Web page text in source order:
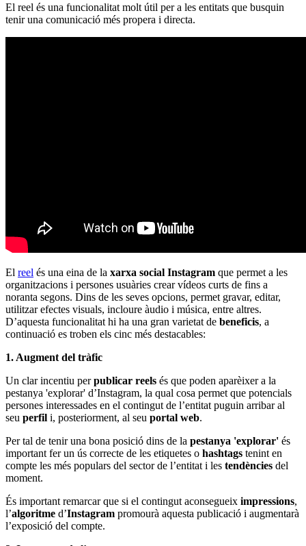
El reel és una funcionalitat molt útil per a les entitats que busquin
tenir una comunicació més propera i directa.
El reel és una eina de la xarxa social Instagram que permet a les
organitzacions i persones usuàries crear vídeos curts de fins a
noranta segons. Dins de les seves opcions, permet gravar, editar,
utilitzar efectes visuals, incloure àudio i música, entre altres.
D’aquesta funcionalitat hi ha una gran varietat de beneficis, a
continuació es troben els cinc més destacables:
1. Augment del tràfic
Un clar incentiu perpublicar reels és que poden aparèixer a la
pestanya 'explorar' d’Instagram, la qual cosa permet que potencials
persones interessades en el contingut de l’entitat puguin arribar al
seu perfil i, posteriorment, al seu portal web.
Per tal de tenir una bona posició dins de la pestanya 'explorar' és
important fer un ús correcte de les etiquetes o hashtags tenint en
compte les més populars del sector de l’entitat i les tendències del
moment.
És important remarcar que si el contingut aconsegueix impressions,
l’algoritme d’Instagram promourà aquesta publicació i augmentarà
l’exposició del compte.